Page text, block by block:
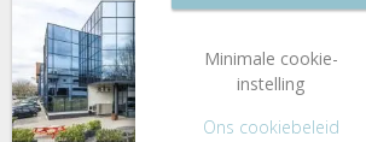
Minimale cookie-
instelling
Ons cookiebeleid